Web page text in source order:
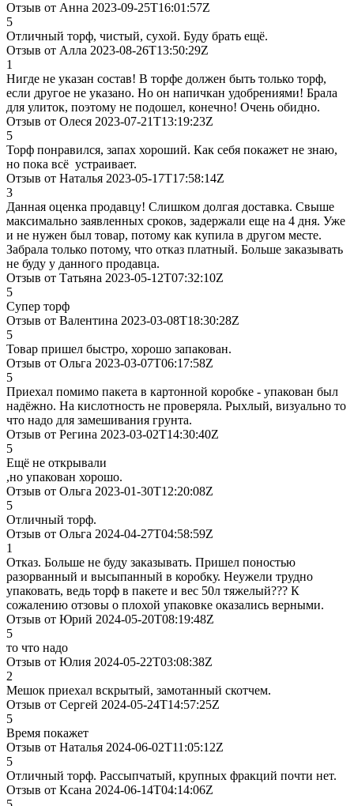
Отзыв от Анна 2023-09-25T16:01:57Z
5
Отличный торф, чистый, сухой. Буду брать ещё.
Отзыв от Алла 2023-08-26T13:50:29Z
1
Нигде не указан состав! В торфе должен быть только торф,
если другое не указано. Но он напичкан удобрениями! Брала
для улиток, поэтому не подошел, конечно! Очень обидно.
Отзыв от Олеся 2023-07-21T13:19:23Z
5
Торф понравился, запах хороший. Как себя покажет не знаю,
но пока всё устраивает.
Отзыв от Наталья 2023-05-17T17:58:14Z
3
Данная оценка продавцу! Слишком долгая доставка. Свыше
максимально заявленных сроков, задержали еще на 4 дня. Уже
и не нужен был товар, потому как купила в другом месте.
Забрала только потому, что отказ платный. Больше заказывать
не буду у данного продавца.
Отзыв от Татьяна 2023-05-12T07:32:10Z
5
Супер торф
Отзыв от Валентина 2023-03-08T18:30:28Z
5
Товар пришел быстро, хорошо запакован.
Отзыв от Ольга 2023-03-07T06:17:58Z
5
Приехал помимо пакета в картонной коробке - упакован был
надëжно. На кислотность не проверяла. Рыхлый, визуально то
что надо для замешивания грунта.
Отзыв от Регина 2023-03-02T14:30:40Z
5
Ещё не открывали
,но упакован хорошо.
Отзыв от Ольга 2023-01-30T12:20:08Z
5
Отличный торф.
Отзыв от Ольга 2024-04-27T04:58:59Z
1
Отказ. Больше не буду заказывать. Пришел поностью
разорванный и высыпанный в коробку. Неужели трудно
упаковать, ведь торф в пакете и вес 50л тяжелый??? К
сожалению отзовы о плохой упаковке оказались верными.
Отзыв от Юрий 2024-05-20T08:19:48Z
5
то что надо
Отзыв от Юлия 2024-05-22T03:08:38Z
2
Мешок приехал вскрытый, замотанный скотчем.
Отзыв от Сергей 2024-05-24T14:57:25Z
5
Время покажет
Отзыв от Наталья 2024-06-02T11:05:12Z
5
Отличный торф. Рассыпчатый, крупных фракций почти нет.
Отзыв от Ксана 2024-06-14T04:14:06Z